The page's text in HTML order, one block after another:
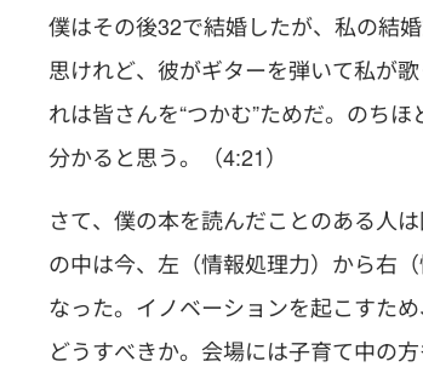
僕はその後32で結婚したが、私の結
思けれど、彼がギターを弾いて私が
れは皆さんを“つかむ”ためだ。のち
分かると思う。（4:21）
さて、僕の本を読んだことのある人
の中は今、左（情報処理力）から右
なった。イノベーションを起こすた
どうすべきか。会場には子育て中の